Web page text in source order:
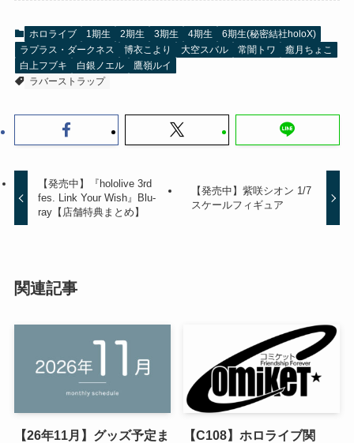
ホロライブ 1期生 2期生 3期生 4期生
6期生(秘密結社holoX)
ラプラス・ダークネス
博衣こより 大空スバル 常闇トワ
癒月ちょこ
白上フブキ
白銀ノエル
鷹嶺ルイ
ラバーストラップ
【発売中】『hololive 3rd
fes. Link Your Wish』Blu-
ray【店舗特典まとめ】
【発売中】紫咲シオン 1/7
スケールフィギュア
関連記事
【26年11月】グッズ予定ま
【C108】ホロライブ関